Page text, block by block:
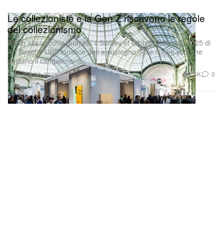
Arte
Le collezioniste e la Gen Z riscrivono le regole
del collezionismo
Addio alla vecchia guardia: il Survey of Global Collecting 2025 di
Art Basel & UBS fornisce dati a sostegno delle nuove voci che
guidano il cambiamento.
Oct 30, 2025 1.5K 0